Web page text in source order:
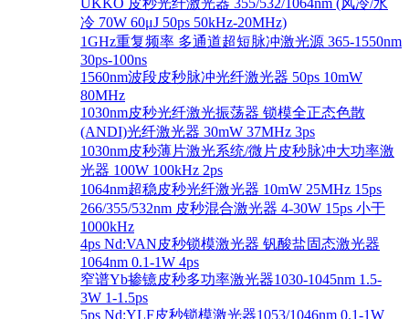
UKKO 皮秒光纤激光器 355/532/1064nm (风冷/水
冷 70W 60μJ 50ps 50kHz-20MHz)
1GHz重复频率 多通道超短脉冲激光源 365-1550nm
30ps-100ns
1560nm波段皮秒脉冲光纤激光器 50ps 10mW
80MHz
1030nm皮秒光纤激光振荡器 锁模全正态色散
(ANDI)光纤激光器 30mW 37MHz 3ps
1030nm皮秒薄片激光系统/微片皮秒脉冲大功率激
光器 100W 100kHz 2ps
1064nm超稳皮秒光纤激光器 10mW 25MHz 15ps
266/355/532nm 皮秒混合激光器 4-30W 15ps 小于
1000kHz
4ps Nd:VAN皮秒锁模激光器 钒酸盐固态激光器
1064nm 0.1-1W 4ps
窄谱Yb掺镱皮秒多功率激光器1030-1045nm 1.5-
3W 1-1.5ps
5ps Nd:YLF皮秒锁模激光器1053/1046nm 0.1-1W